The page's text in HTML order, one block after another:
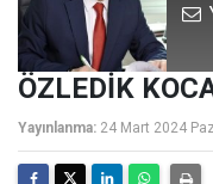
ÖZLEDİK
Yayınlanma: 24 Mart 2024